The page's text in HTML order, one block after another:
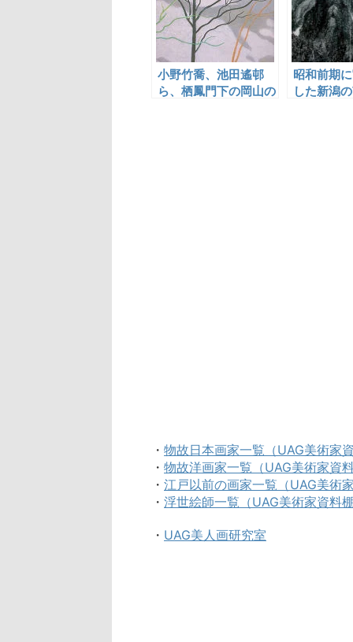
小野竹喬、池田遙邨
ら、栖鳳門下の岡山の
昭和前期
した新潟
・ 物故日本画家一覧（UAG美術家
・ 物故洋画家一覧（UAG美術家資
・ 江戸以前の画家一覧（UAG美術
・ 浮世絵師一覧（UAG美術家資料
・ UAG美人画研究室